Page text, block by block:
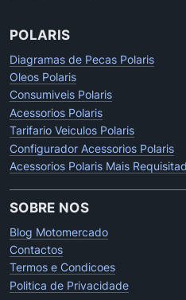
POLARIS
Diagramas de Pecas Polaris
Oleos Polaris
Consumiveis Polaris
Acessorios Polaris
Tarifario Veiculos Polaris
Configurador Acessorios Polaris
Acessorios Polaris Mais
SOBRE NOS
Blog Motomercado
Contactos
Termos e Condicoes
Politica de Privacidade